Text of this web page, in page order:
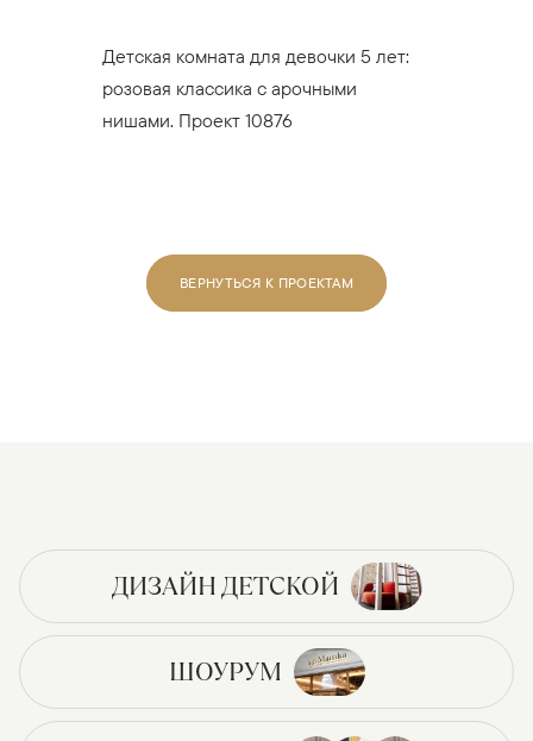
Детская комната для девочки 5 лет:
розовая классика с арочными
нишами. Проект 10876
ВЕРНУТЬСЯ К ПРОЕКТАМ
ДИЗАЙН ДЕТСКОЙ
ШОУРУМ